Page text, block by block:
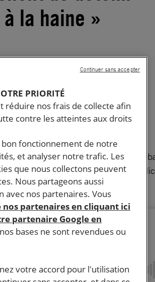
la haine »
40 ans, mariée,
Jaune depuis
pour l’Exemple –
la proposition de loi « Sécurité
manifesté. Comment la
PRIORITÉ
réduire nos frais de collecte afin
contre les atteintes aux droits
fonctionnement de notre
et analyser notre trafic. Les
que nous collectons peuvent
Nous partageons aussi
nos partenaires. Vous
nos partenaires en cliquant ici
partenaire Google en
bases ne sont revendues ou
votre accord pour l'utilisation
Continuer sans accepter